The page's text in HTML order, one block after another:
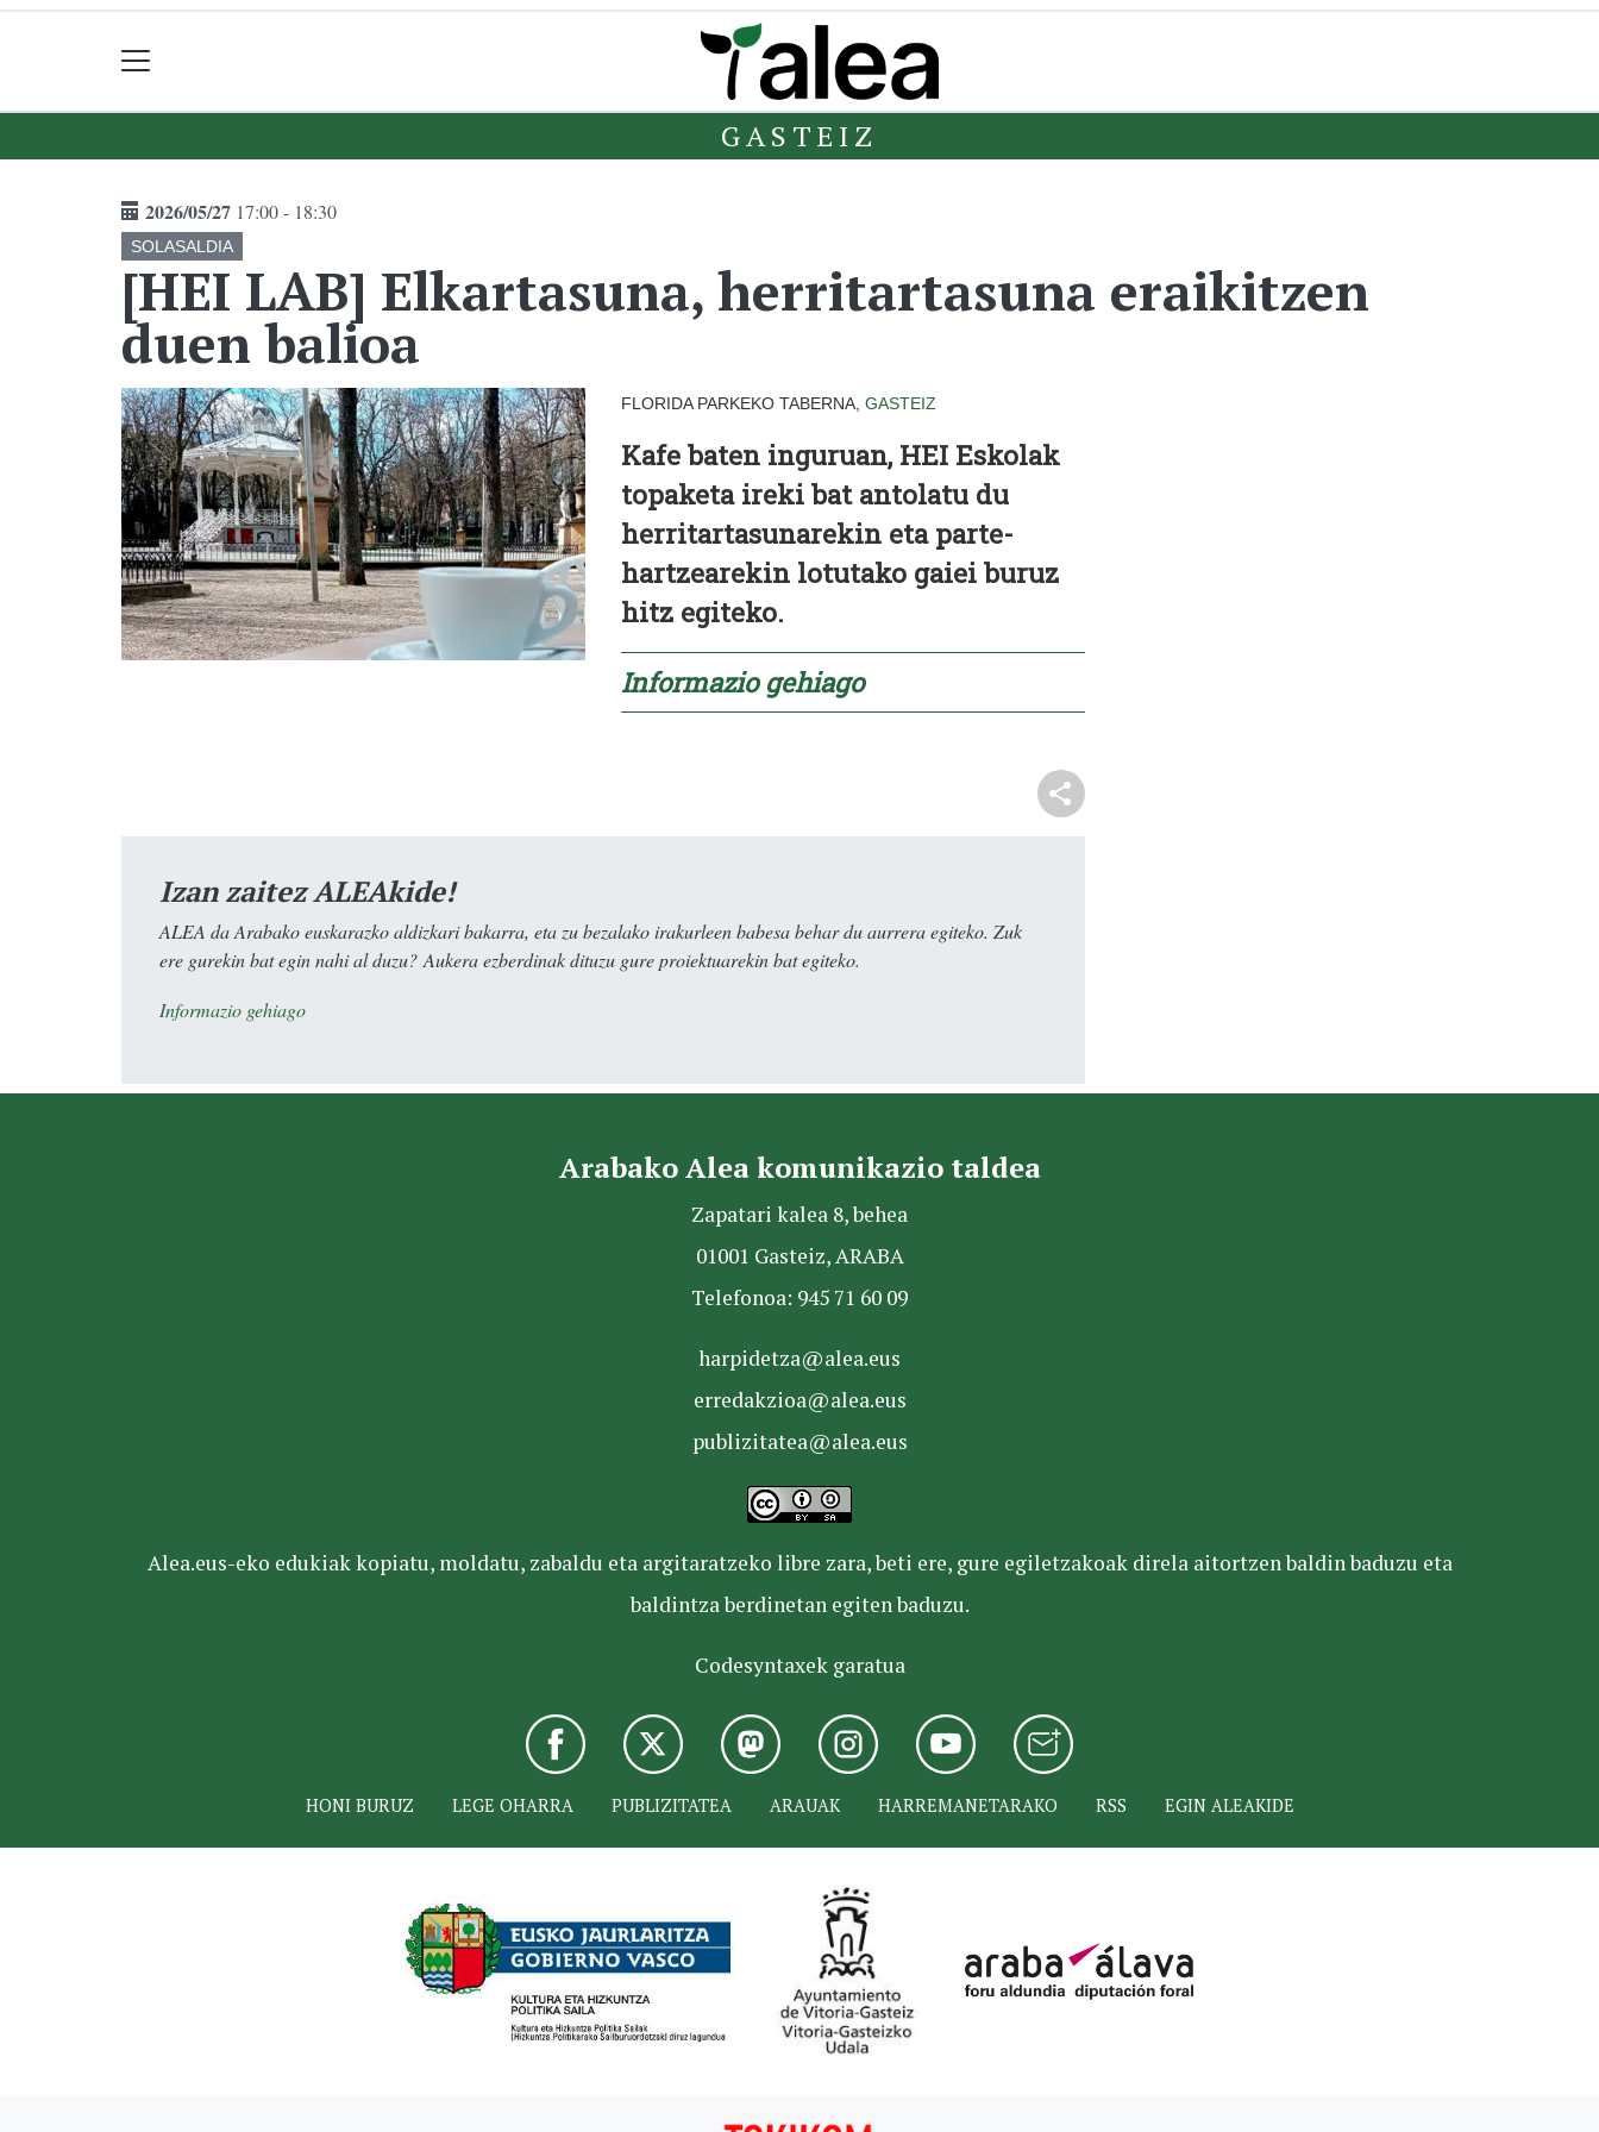
GASTEIZ
2026/05/27 17:00 - 18:30
SOLASALDIA
[HEI LAB] Elkartasuna, herritartasuna eraikitzen
duen balioa
FLORIDA PARKEKO TABERNA, GASTEIZ
Kafe baten inguruan, HEI Eskolak
topaketa ireki bat antolatu du
herritartasunarekin eta parte-
hartzearekin lotutako gaiei buruz
hitz egiteko.
Informazio gehiago
Izan zaitez ALEAkide!
ALEA da Arabako euskarazko aldizkari bakarra, eta zu bezalako irakurleen babesa behar du aurrera egiteko. Zuk
ere gurekin bat egin nahi al duzu? Aukera ezberdinak dituzu gure proiektuarekin bat egiteko.
Informazio gehiago
Arabako Alea komunikazio taldea
Zapatari kalea 8, behea
01001 Gasteiz, ARABA
Telefonoa: 945 71 60 09
harpidetza@alea.eus
erredakzioa@alea.eus
publizitatea@alea.eus
Alea.eus-eko edukiak kopiatu, moldatu, zabaldu eta argitaratzeko libre zara, beti ere, gure egiletzakoak direla aitortzen baldin baduzu eta
baldintza berdinetan egiten baduzu.
Codesyntaxek garatua
HONI BURUZ LEGE OHARRA PUBLIZITATEA ARAUAK HARREMANETARAKO RSS EGIN ALEAKIDE